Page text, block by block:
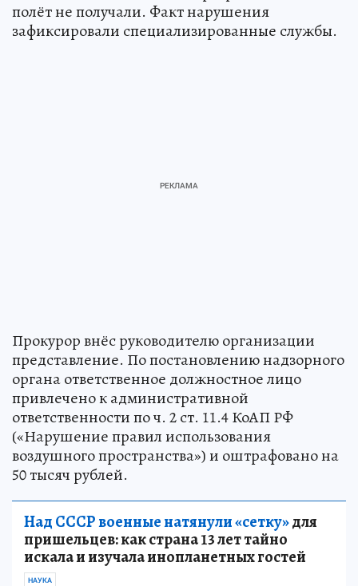
полёт не получали. Факт нарушения
зафиксировали специализированные службы.
Прокурор внёс руководителю организации
представление. По постановлению надзорного
органа ответственное должностное лицо
привлечено к административной
ответственности по ч. 2 ст. 11.4 КоАП РФ
(«Нарушение правил использования
воздушного пространства») и оштрафовано на
50 тысяч рублей.
Над СССР военные натянули «сетку»для
пришельцев: как страна 13 лет тайно
искала и изучала инопланетных гостей
НАУКА